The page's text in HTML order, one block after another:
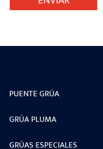
PUENTE GRÚA
GRÚA PLUMA
GRÚAS ESPECIALES